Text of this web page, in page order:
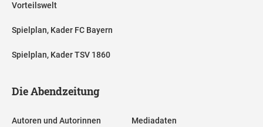
Vorteilswelt
Spielplan, Kader FC Bayern
Spielplan, Kader TSV 1860
Die Abendzeitung
Autoren und Autorinnen Mediadaten